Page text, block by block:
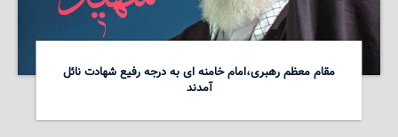
مقام معظم رهبری،امام خامنه ای به درجه رفیع شهادت نائل
آمدند